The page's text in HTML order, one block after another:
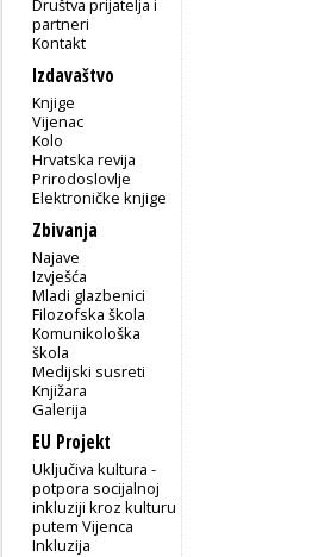
partneri
Kontakt
Izdavaštvo
Knjige
Vijenac
Kolo
Hrvatska revija
Prirodoslovlje
Elektroničke knjige
Zbivanja
Najave
Izvješća
Mladi glazbenici
Filozofska škola
Komunikološka
škola
Medijski susreti
Knjižara
Galerija
EU Projekt
Uključiva kultura -
potpora socijalnoj
inkluziji kroz kulturu
putem Vijenca
Inkluzija